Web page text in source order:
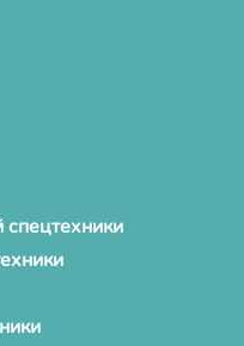
спецтехники